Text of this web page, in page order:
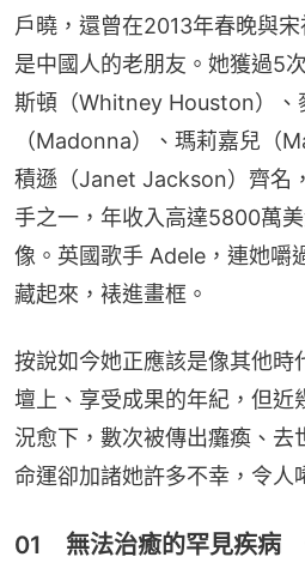
戶曉，還曾在2013年春晚與
是中國人的老朋友。她獲過5
斯頓（Whitney Houston）、
（Madonna）、瑪莉嘉兒（
積遜（Janet Jackson）齊名
手之一，年收入高達5800萬
像。英國歌手 Adele，連她嚼
藏起來，裱進畫框。
按說如今她正應該是像其他時
壇上、享受成果的年紀，但近
況愈下，數次被傳出癱瘓、去
命運卻加諸她許多不幸，令人
01 無法治癒的罕見疾病